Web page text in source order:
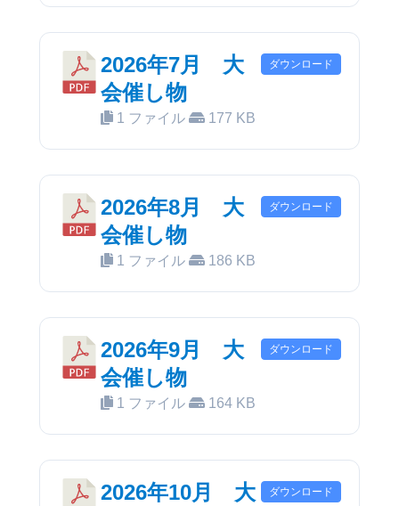
2026年7月 大
会催し物
1 ファイル 177 KB
ダウンロード
2026年8月 大
会催し物
1 ファイル 186 KB
ダウンロード
2026年9月 大
会催し物
1 ファイル 164 KB
ダウンロード
2026年10月 大
ダウンロード